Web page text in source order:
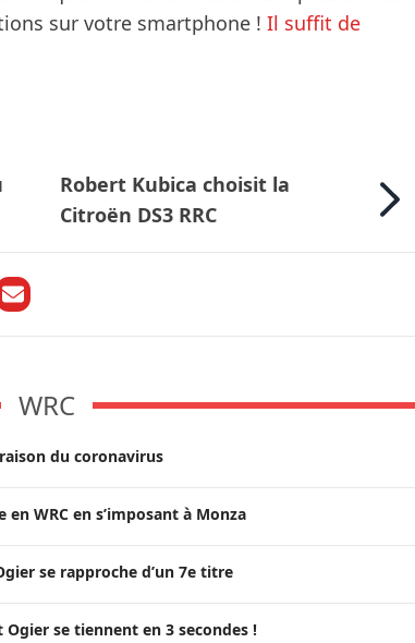
sur votre smartphone ! Il suffit de
Robert Kubica choisit la
Citroën DS3 RRC
WRC
du coronavirus
WRC en s’imposant à Monza
se rapproche d’un 7e titre
se tiennent en 3 secondes !